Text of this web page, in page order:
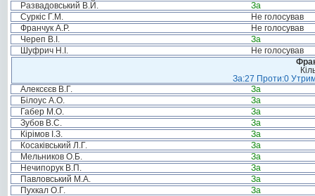
Развадовський В.Й.
За
Суркіс Г.М.
Не голосував
Франчук А.Р.
Не голосував
Череп В.І.
За
Шуфрич Н.І.
Не голосував
За:27 Проти:0
Алексєєв В.Г.
За
Білоус А.О.
За
Габер М.О.
За
Зубов В.С.
За
Кірімов І.З.
За
Косаківський Л.Г.
За
Мельников О.Б.
За
Нечипорук В.П.
За
Павловський М.А.
За
Пухкал О.Г.
За